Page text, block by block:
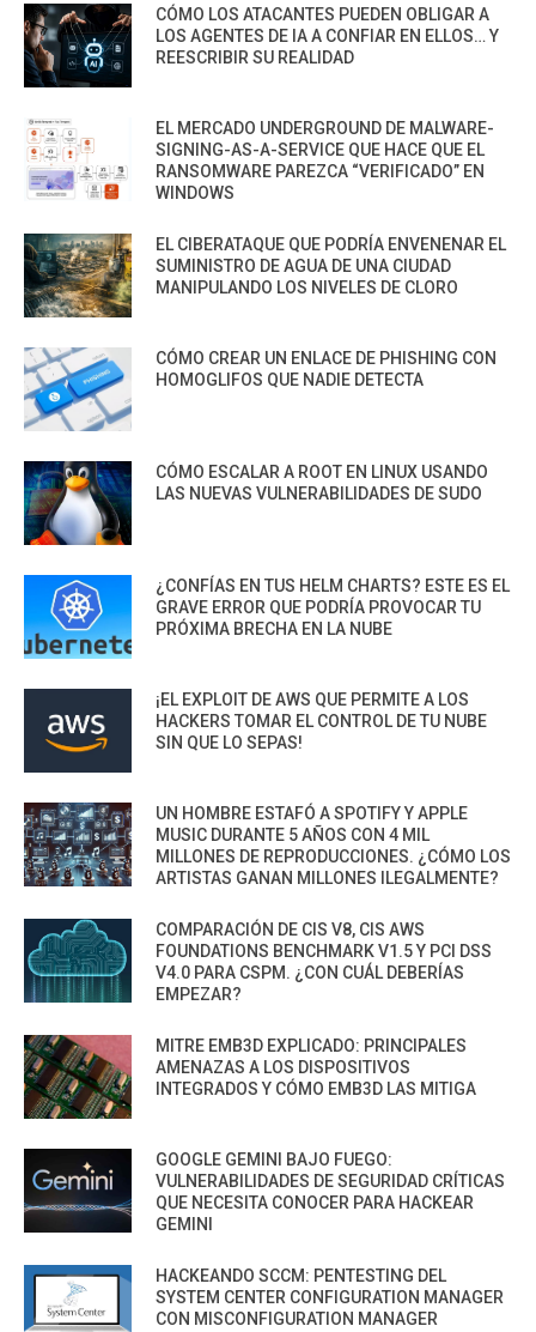
CÓMO LOS ATACANTES PUEDEN OBLIGAR A
LOS AGENTES DE IA A CONFIAR EN ELLOS… Y
REESCRIBIR SU REALIDAD
EL MERCADO UNDERGROUND DE MALWARE-
SIGNING-AS-A-SERVICE QUE HACE QUE EL
RANSOMWARE PAREZCA “VERIFICADO” EN
WINDOWS
EL CIBERATAQUE QUE PODRÍA ENVENENAR EL
SUMINISTRO DE AGUA DE UNA CIUDAD
MANIPULANDO LOS NIVELES DE CLORO
CÓMO CREAR UN ENLACE DE PHISHING CON
HOMOGLIFOS QUE NADIE DETECTA
CÓMO ESCALAR A ROOT EN LINUX USANDO
LAS NUEVAS VULNERABILIDADES DE SUDO
¿CONFÍAS EN TUS HELM CHARTS? ESTE ES EL
GRAVE ERROR QUE PODRÍA PROVOCAR TU
PRÓXIMA BRECHA EN LA NUBE
¡EL EXPLOIT DE AWS QUE PERMITE A LOS
HACKERS TOMAR EL CONTROL DE TU NUBE
SIN QUE LO SEPAS!
UN HOMBRE ESTAFÓ A SPOTIFY Y APPLE
MUSIC DURANTE 5 AÑOS CON 4 MIL
MILLONES DE REPRODUCCIONES. ¿CÓMO LOS
ARTISTAS GANAN MILLONES ILEGALMENTE?
COMPARACIÓN DE CIS V8, CIS AWS
FOUNDATIONS BENCHMARK V1.5 Y PCI DSS
V4.0 PARA CSPM. ¿CON CUÁL DEBERÍAS
EMPEZAR?
MITRE EMB3D EXPLICADO: PRINCIPALES
AMENAZAS A LOS DISPOSITIVOS
INTEGRADOS Y CÓMO EMB3D LAS MITIGA
GOOGLE GEMINI BAJO FUEGO:
VULNERABILIDADES DE SEGURIDAD CRÍTICAS
QUE NECESITA CONOCER PARA HACKEAR
GEMINI
HACKEANDO SCCM: PENTESTING DEL
SYSTEM CENTER CONFIGURATION MANAGER
CON MISCONFIGURATION MANAGER